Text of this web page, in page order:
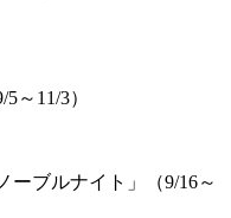
～11/3）
ーブルナイト」（9/16～